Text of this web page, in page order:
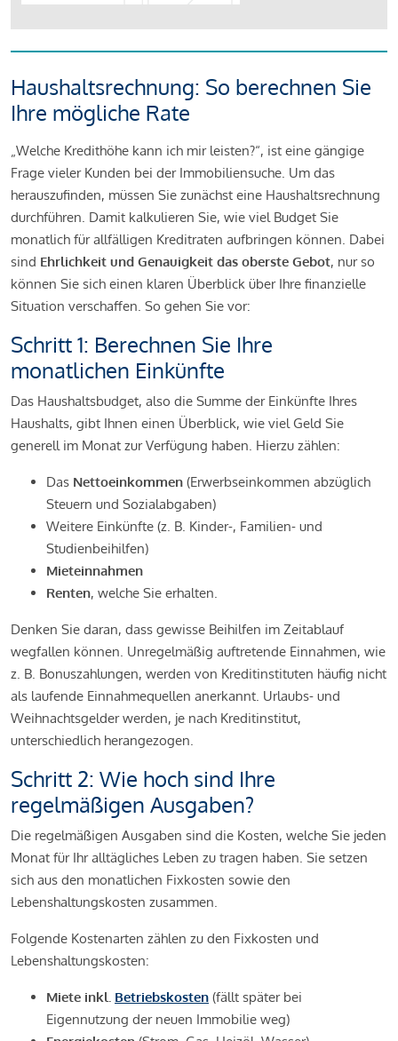
Haushaltsrechnung: So berechnen Sie
Ihre mögliche Rate
„Welche Kredithöhe kann ich mir leisten?“, ist eine gängige
Frage vieler Kunden bei der Immobiliensuche. Um das
herauszufinden, müssen Sie zunächst eine Haushaltsrechnung
durchführen. Damit kalkulieren Sie, wie viel Budget Sie
monatlich für allfälligen Kreditraten aufbringen können. Dabei
sind Ehrlichkeit und Genauigkeit das oberste Gebot, nur so
können Sie sich einen klaren Überblick über Ihre finanzielle
Situation verschaffen. So gehen Sie vor:
Schritt 1: Berechnen Sie Ihre
monatlichen Einkünfte
Das Haushaltsbudget, also die Summe der Einkünfte Ihres
Haushalts, gibt Ihnen einen Überblick, wie viel Geld Sie
generell im Monat zur Verfügung haben. Hierzu zählen:
Das Nettoeinkommen (Erwerbseinkommen abzüglich
Steuern und Sozialabgaben)
Weitere Einkünfte (z. B. Kinder-, Familien- und
Studienbeihilfen)
Mieteinnahmen
Renten, welche Sie erhalten.
Denken Sie daran, dass gewisse Beihilfen im Zeitablauf
wegfallen können. Unregelmäßig auftretende Einnahmen, wie
z. B. Bonuszahlungen, werden von Kreditinstituten häufig nicht
als laufende Einnahmequellen anerkannt. Urlaubs- und
Weihnachtsgelder werden, je nach Kreditinstitut,
unterschiedlich herangezogen.
Schritt 2: Wie hoch sind Ihre
regelmäßigen Ausgaben?
Die regelmäßigen Ausgaben sind die Kosten, welche Sie jeden
Monat für Ihr alltägliches Leben zu tragen haben. Sie setzen
sich aus den monatlichen Fixkosten sowie den
Lebenshaltungskosten zusammen.
Folgende Kostenarten zählen zu den Fixkosten und
Lebenshaltungskosten:
Miete inkl. Betriebskosten (fällt später bei
Eigennutzung der neuen Immobilie weg)